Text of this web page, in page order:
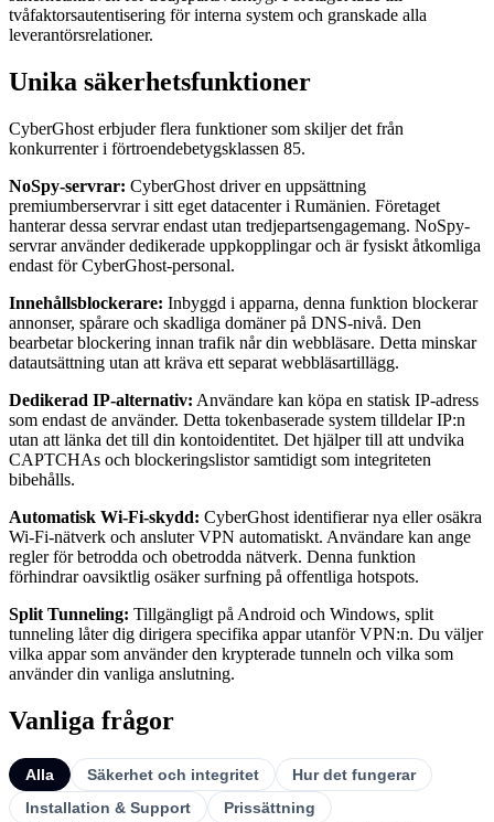
tvåfaktorsautentisering för interna system och granskade alla
leverantörsrelationer.
Unika säkerhetsfunktioner
CyberGhost erbjuder flera funktioner som skiljer det från
konkurrenter i förtroendebetygsklassen 85.
NoSpy-servrar: CyberGhost driver en uppsättning
premiumberservrar i sitt eget datacenter i Rumänien. Företaget
hanterar dessa servrar endast utan tredjepartsengagemang. NoSpy-
servrar använder dedikerade uppkopplingar och är fysiskt åtkomliga
endast för CyberGhost-personal.
Innehållsblockerare: Inbyggd i apparna, denna funktion blockerar
annonser, spårare och skadliga domäner på DNS-nivå. Den
bearbetar blockering innan trafik når din webbläsare. Detta minskar
datautsättning utan att kräva ett separat webbläsartillägg.
Dedikerad IP-alternativ: Användare kan köpa en statisk IP-adress
som endast de använder. Detta tokenbaserade system tilldelar IP:n
utan att länka det till din kontoidentitet. Det hjälper till att undvika
CAPTCHAs och blockeringslistor samtidigt som integriteten
bibehålls.
Automatisk Wi-Fi-skydd: CyberGhost identifierar nya eller osäkra
Wi-Fi-nätverk och ansluter VPN automatiskt. Användare kan ange
regler för betrodda och obetrodda nätverk. Denna funktion
förhindrar oavsiktlig osäker surfning på offentliga hotspots.
Split Tunneling: Tillgängligt på Android och Windows, split
tunneling låter dig dirigera specifika appar utanför VPN:n. Du väljer
vilka appar som använder den krypterade tunneln och vilka som
använder din vanliga anslutning.
Vanliga frågor
Alla Säkerhet och integritet
Hur det fungerar
Installation & Support
Prissättning